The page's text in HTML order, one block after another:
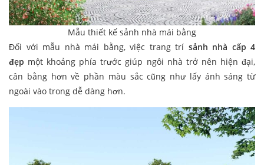
Mẫu thiết kế sảnh nhà mái bằng
Đối với mẫu nhà mái bằng, việc trang trí sảnh nhà cấp 4
đẹp một khoảng phía trước giúp ngôi nhà trở nên hiện đại,
cân bằng hơn về phần màu sắc cũng như lấy ánh sáng từ
ngoài vào trong dễ dàng hơn.